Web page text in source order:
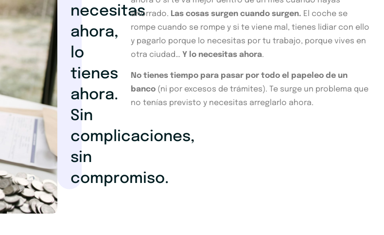
necesitas
ahora,
lo
tienes
ahora.
Sin
complicaciones,
sin
compromiso.
ahorrado. Las cosas surgen cuando surgen. El coche se
rompe cuando se rompe y si te viene mal, tienes lidiar con ello
y pagarlo porque lo necesitas por tu trabajo, porque vives en
otra ciudad… Y lo necesitas ahora.
No tienes tiempo para pasar por todo el papeleo de un
banco(ni por excesos de trámites). Te surge un problema que
no tenías previsto y necesitas arreglarlo ahora.